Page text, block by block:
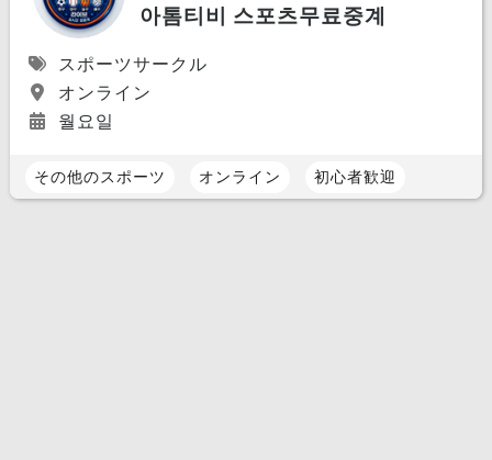
아톰티비 스포츠무료중계
スポーツサークル
オンライン
월요일
その他のスポーツ オンライン 初心者歓迎